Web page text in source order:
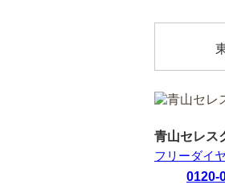
青山セレス
フリーダイ
0120-